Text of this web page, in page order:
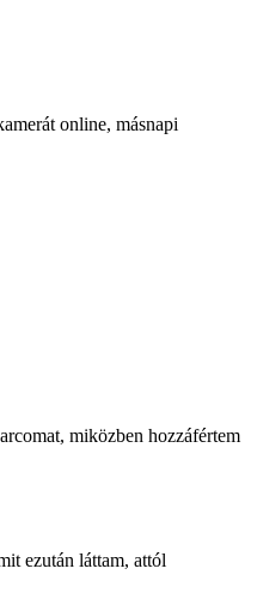
online, másnapi
miközben hozzáfértem
ezután láttam, attól